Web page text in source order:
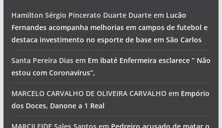
Hamilton Sérgio Pincerato Duarte Duarteem Lucão
Fernandes acompanha melhorias em campos de futebol e
destaca investimento no esporte de base em São Carlos
Santa Pereira Diasem Em Ibaté Enfermeira esclarece ” Não
estou com Coronavírus”,
MARCELO CARVALHO DE OLIVEIRA CARVALHOem Empório
dos Doces, Danone a 1 Real
MARCILEIDE Sales Santosem Pedreiro acusado de matar o